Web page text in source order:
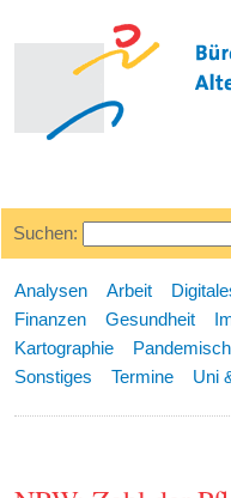
Suchen:
Analysen Arbeit
Finanzen
Gesundheit
Kartographie
Sonstiges
Termine Uni